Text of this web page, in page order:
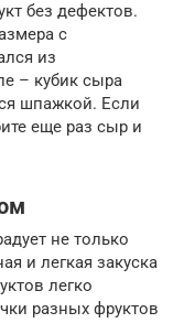
без дефектов.
с
из
– кубик сыра
шпажкой. Если
еще раз сыр и
не только
и легкая закуска
легко
разных фруктов